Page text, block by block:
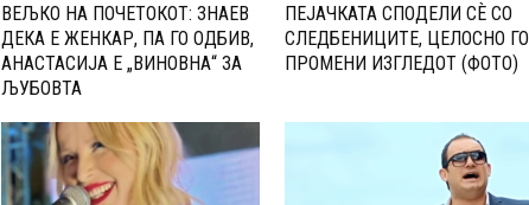
ВЕЉКО НА ПОЧЕТОКОТ: 3НАЕВ
ДЕКА Е ЖЕНКАР, ПА ГО ОДБИВ,
АНАСТАСИЈА Е „ВИНОВНА“ ЗА
ЉУБОВТА
ПЕЈАЧКАТА СПОДЕЛИ СЀ СО
CЛЕДБЕНИЦИТЕ, ЦЕЛОСНО ГО
ПРОМЕНИ ИЗГЛЕДОТ (ФОТО)